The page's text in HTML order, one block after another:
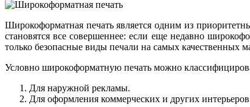
Широкоформатная печать является одним из
становятся все совершеннее: если еще недавно
только безопасные виды печали на самых качественных
Условно широкоформатную печать можно
Для наружной рекламы.
Для оформления коммерческих и других